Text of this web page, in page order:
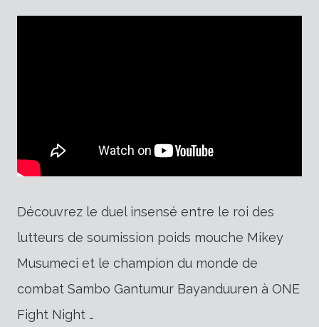
Découvrez le duel insensé entre le roi des
lutteurs de soumission poids mouche Mikey
Musumeci et le champion du monde de
combat Sambo Gantumur Bayanduuren à ONE
Fight Night …